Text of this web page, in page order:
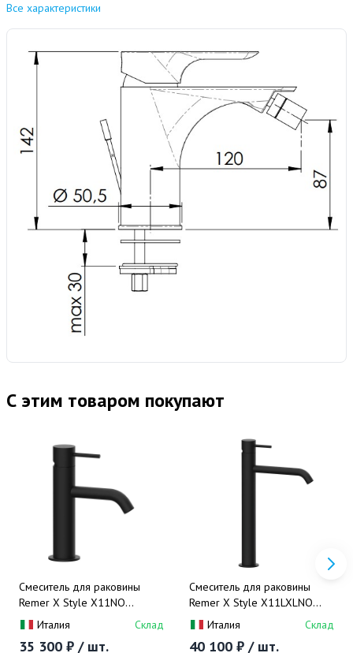
Все характеристики
С этим товаром покупают
Смеситель для раковины
Remer X Style X11NO
(черный матовый)
Италия Склад
35 300 ₽ / шт.
Смеситель для раковины
Remer X Style X11LXLNO
(черный матовый)
Италия Склад
40 100 ₽ / шт.